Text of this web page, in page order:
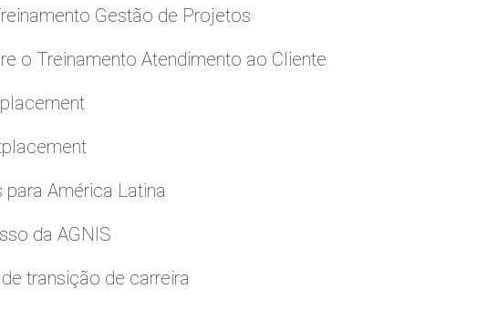
Gestão de Projetos
o Treinamento Atendimento ao Cliente
América Latina
da AGNIS
transição de carreira